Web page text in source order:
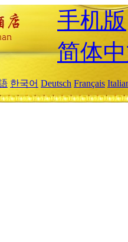
手机版
简体
한국어 Deutsch Français